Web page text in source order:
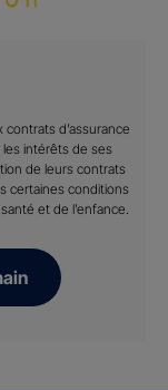
contrats d’assurance
les intérêts de ses
de leurs contrats
certaines conditions
et de l’enfance.